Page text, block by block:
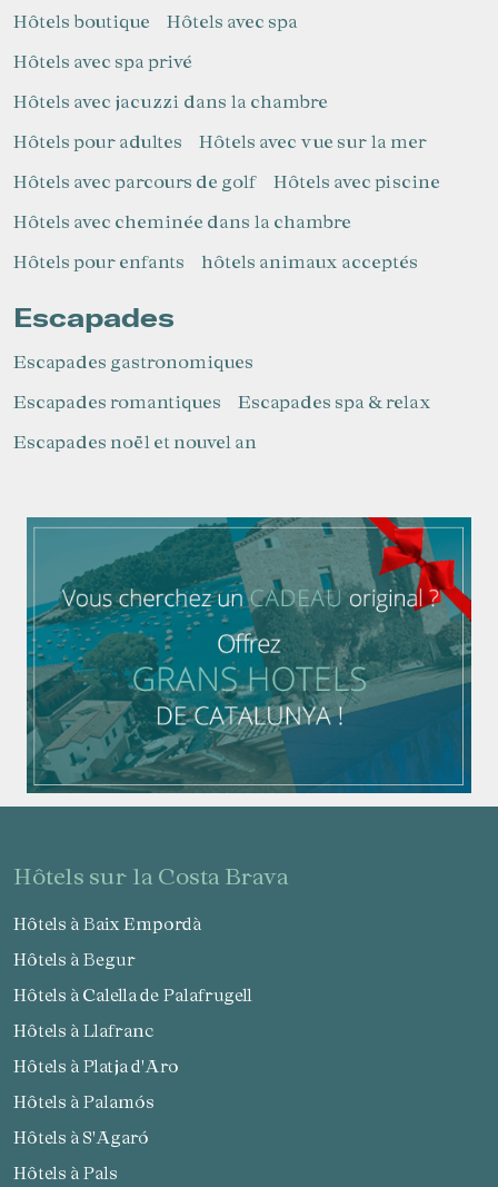
Hôtels boutique
Hôtels avec spa
Hôtels avec spa privé
Hôtels avec jacuzzi dans la chambre
Hôtels pour adultes
Hôtels avec vue sur la mer
Hôtels avec parcours de golf
Hôtels avec piscine
Hôtels avec cheminée dans la chambre
Hôtels pour enfants
hôtels animaux acceptés
Escapades
Escapades gastronomiques
Escapades romantiques
Escapades spa & relax
Escapades noël et nouvel an
hôtels sur la Costa Brava
Hôtels à Baix Empordà
Hôtels à Begur
Hôtels à Calella de Palafrugell
Hôtels à Llafranc
Hôtels à Platja d'Aro
Hôtels à Palamós
Hôtels à S'Agaró
Hôtels à Pals